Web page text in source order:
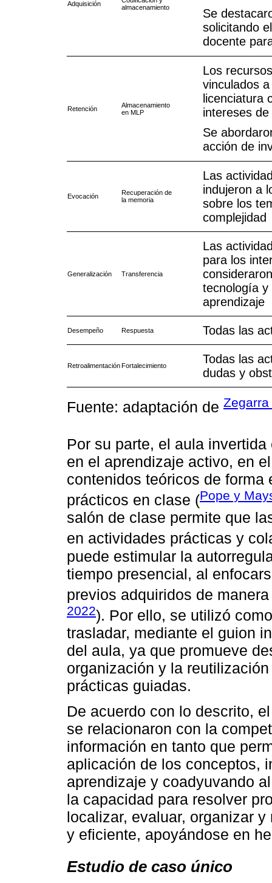
Adquisición
almacenamiento
Se
solicitando
docente
Retención
Almacenamiento
en MLP
Los
vinculados
licenciatura
intereses
Se
acción de
Evocación
Recuperación de
la memoria
Las
indujeron a
sobre los
complejidad
Generalización Transferencia
Las
para los
tecnología y
aprendizaje
Desempeño Respuesta Todas las
RetroalimentaciónFortalecimiento
Todas las
dudas y
Fuente: adaptación de
Por su parte, el aula
en el aprendizaje activo, en
contenidos teóricos de
prácticos en clase (Pope y
salón de clase permite que
en actividades prácticas y
puede estimular la
tiempo presencial, al
previos adquiridos de
2022). Por ello, se utilizó
trasladar, mediante el guion
del aula, ya que promueve
organización y la
prácticas guiadas.
De acuerdo con lo descrito,
se relacionaron con la
información en tanto que
aplicación de los conceptos,
aprendizaje y coadyuvando
la capacidad para resolver
localizar, evaluar, organizar
y eficiente, apoyándose en
Estudio de caso único